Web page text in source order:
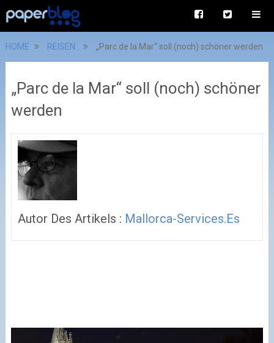
HOME REISEN „Parc de la Mar“ soll (noch) schöner werden
„Parc de la Mar“ soll (noch) schöner
werden
Autor Des Artikels : Mallorca-Services.es